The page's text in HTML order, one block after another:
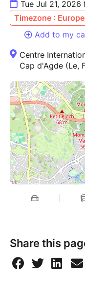
Tue Jul 21, 2026
Timezone :
Add to my
Centre
Cap d'Agde (Le,
Share this